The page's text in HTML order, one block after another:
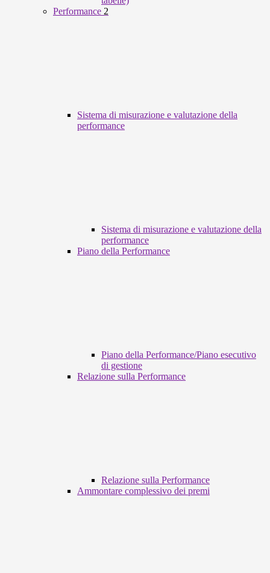
Performance 2
Sistema di misurazione e valutazione della
performance
Sistema di misurazione e valutazione della
performance
Piano della Performance
Piano della Performance/Piano esecutivo
di gestione
Relazione sulla Performance
Relazione sulla Performance
Ammontare complessivo dei premi